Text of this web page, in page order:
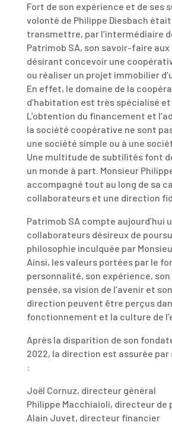
Fort de son expérience et de ses
volonté de Philippe Diesbach
transmettre, par l’intermédiaire
Patrimob SA, son savoir-faire
désirant concevoir une
ou réaliser un projet immobilier
En effet, le domaine de la
d’habitation est très spécialisé
L’obtention du financement et
la société coopérative ne sont
une société simple ou à une
Une multitude de subtilités font
un monde à part. Monsieur
accompagné tout au long de sa
collaborateurs et une direction
Patrimob SA compte aujourd’hui
collaborateurs désireux de
philosophie inculquée par
Ainsi, les valeurs portées par le
personnalité, son expérience, son
pensée, sa vision de l’avenir et
direction peuvent être perçus
fonctionnement et la culture de
Après la disparition de son
2022, la direction est assurée
:
Joël Cornuz, directeur général
Philippe Macchiaioli, directeur de
Alain Juvet, directeur financier